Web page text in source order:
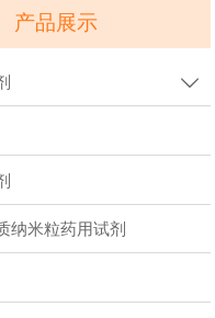
产品展示

纳米粒药用试剂